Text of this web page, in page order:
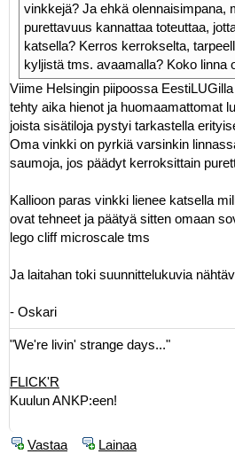
vinkkejä? Ja ehkä olennaisimpana,
purettavuus kannattaa toteuttaa,
katsella? Kerros kerrokselta,
kyljistä tms. avaamalla? Koko linna
Viime Helsingin piipoossa
tehty aika hienot ja huomaamattomat
joista sisätiloja pystyi tarkastella
Oma vinkki on pyrkiä varsinkin
saumoja, jos päädyt kerroksittain
Kallioon paras vinkki lienee katsella
ovat tehneet ja päätyä sitten omaan
lego cliff microscale tms
Ja laitahan toki suunnittelukuvia
- Oskari
"We're livin' strange days..."
FLICK'R
Kuulun ANKP:een!
Vastaa Lainaa